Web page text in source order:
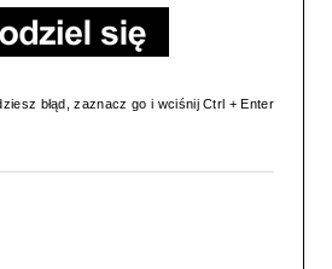
błąd, zaznacz go i wciśnij Ctrl + Enter